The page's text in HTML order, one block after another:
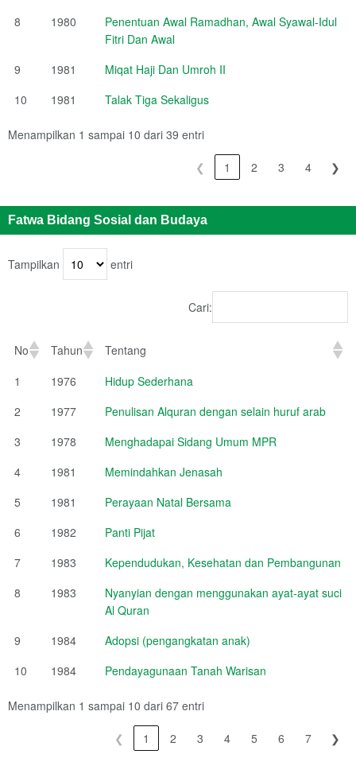
8
1980
Penentuan Awal Ramadhan, Awal Syawal-Idul
Fitri Dan Awal
9
1981
Miqat Haji Dan Umroh II
10
1981 Talak Tiga Sekaligus
Menampilkan 1 sampai 10 dari 39 entri
❮ 1 2 3 4 ❯
Fatwa Bidang Sosial dan Budaya
Tampilkan entri
Cari:
No Tahun
Tentang
1
1976
Hidup Sederhana
2
1977
Penulisan Alquran dengan selain huruf arab
3
1978
Menghadapai Sidang Umum MPR
4
1981
Memindahkan Jenasah
5
1981
Perayaan Natal Bersama
6
1982
Panti Pijat
7
1983
Kependudukan, Kesehatan dan Pembangunan
8
1983
Nyanyian dengan menggunakan ayat-ayat suci
Al Quran
9
1984
Adopsi (pengangkatan anak)
10
1984 Pendayagunaan Tanah Warisan
Menampilkan 1 sampai 10 dari 67 entri
❮ 1 2 3 4 5 6 7 ❯